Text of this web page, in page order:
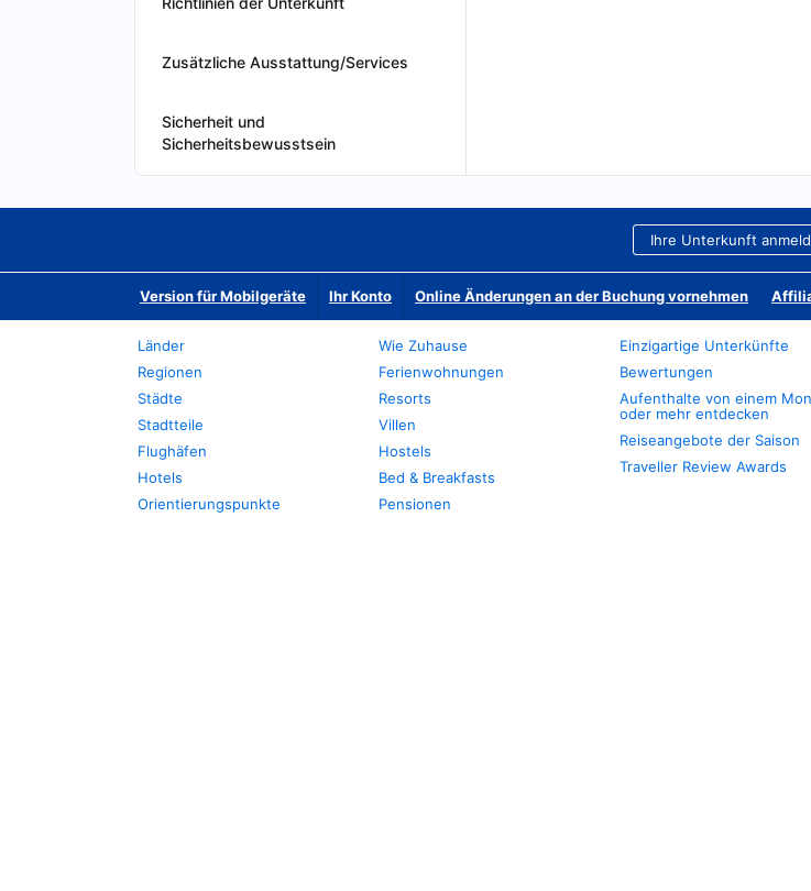
Zusätzliche Ausstattung/Services
Sicherheit und
Sicherheitsbewusstsein
Ihre Unterkunft
Version für Mobilgeräte Ihr Konto Online Änderungen an der Buchung vornehmen
Länder
Regionen
Städte
Stadtteile
Flughäfen
Hotels
Orientierungspunkte
Wie Zuhause
Ferienwohnungen
Resorts
Villen
Hostels
Bed & Breakfasts
Pensionen
Einzigartige Unterkünfte
Bewertungen
Aufenthalte von einem
oder mehr entdecken
Reiseangebote der Saison
Traveller Review Awards